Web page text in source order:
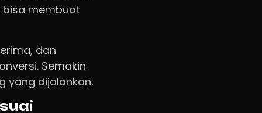
bisa membuat
dan
Semakin
yang dijalankan.